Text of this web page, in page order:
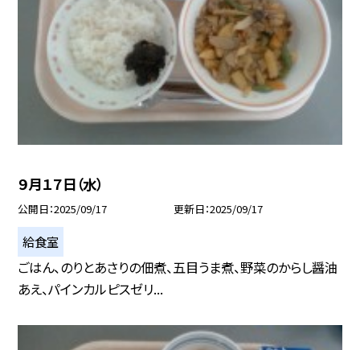
９月１７日（水）
公開日 2025/09/17 更新日 2025/09/17
給食室
ごはん、のりとあさりの佃煮、五目うま煮、野菜のからし醤油
あえ、パインカルピスゼリ...